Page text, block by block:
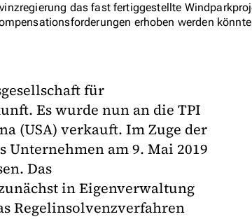
das fast fertiggestellte
erhoben werden
für
Es wurde nun an die TPI
(USA) verkauft. Im Zuge der
am 9. Mai 2019
Das
in Eigenverwaltung
Regelinsolvenzverfahren